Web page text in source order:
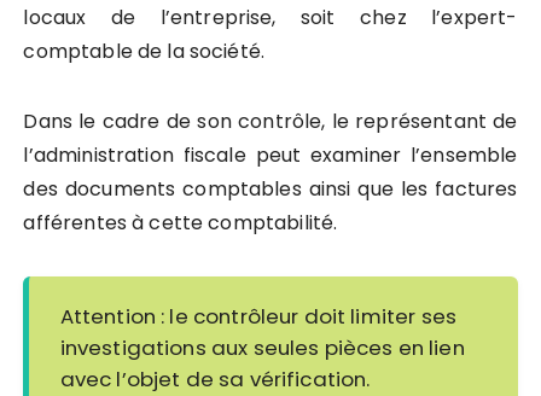
locaux de l’entreprise, soit chez l’expert-
comptable de la société.
Dans le cadre de son contrôle, le représentant de
l’administration fiscale peut examiner l’ensemble
des documents comptables ainsi que les factures
afférentes à cette comptabilité.
Attention : le contrôleur doit limiter ses
investigations aux seules pièces en lien
avec l’objet de sa vérification.